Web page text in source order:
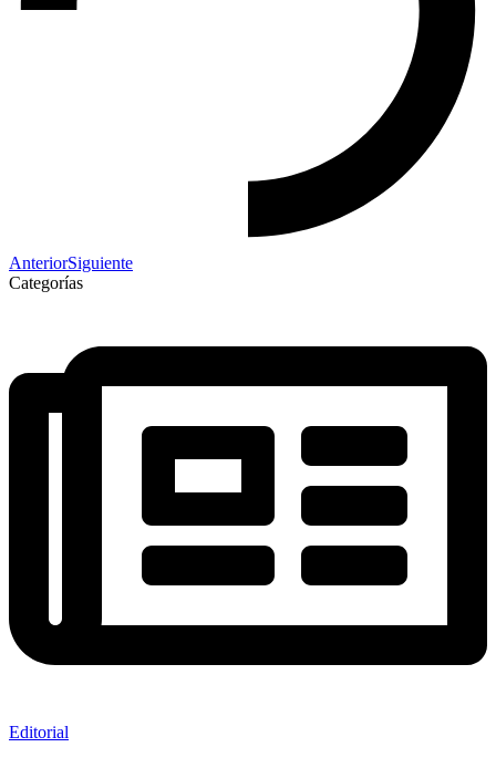
AnteriorSiguiente
Categorías
Editorial